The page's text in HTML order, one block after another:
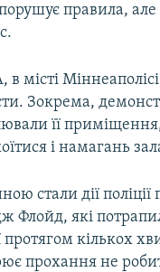
правила,
місті
Зокрема,
її
і намагань
стали дії
Флойд, які
протягом кількох
прохання не